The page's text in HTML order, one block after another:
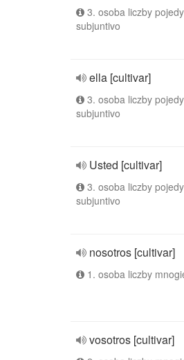
3. osoba liczby
subjuntivo
ella [cultivar]
3. osoba liczby
subjuntivo
Usted [cultivar]
3. osoba liczby
subjuntivo
nosotros [cultivar]
1. osoba liczby
vosotros [cultivar]